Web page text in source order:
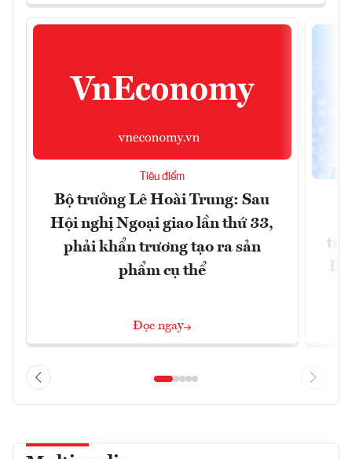
Tiêu điểm
Bộ trưởng Lê Hoài Trung: Sau
Hội nghị Ngoại giao lần thứ 33,
phải khẩn trương tạo ra sản
phẩm cụ thể
Đọc ngay